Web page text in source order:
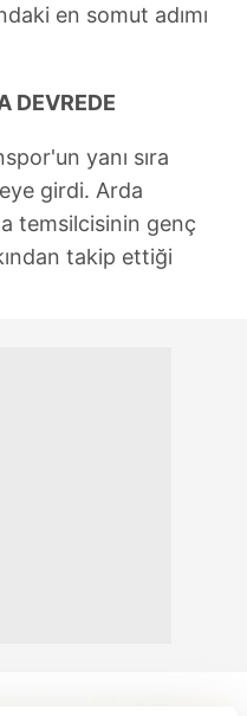
en somut adımı
DEVREDE
yanı sıra
girdi. Arda
temsilcisinin genç
takip ettiği